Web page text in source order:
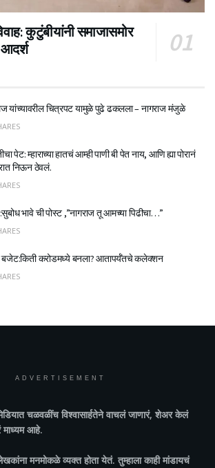
कुटुंबीयांनी समाजासमोर
यांच्यावरील चित्रपट यामुळे पुढे ढकलला – नागराज मंजुळे
पेट: म्हाराच्या हातचं आम्ही पाणी बी पेत नाय, आणि ह्या पोरानं
निऊन ठेवलं.
भावे ची पोस्ट ,”नागराज तू आमच्या पिढीचा…”
करोडमध्ये बनला? आतापर्यँतचे कलेक्शन
ADVERTISEMENT
चळवळींच विश्वासार्हतेने वाचलं जाणारं, शेअर केलं
माध्यम आहे.
मनमोकळे व्यक्त होता येतं. तुम्हाला काही मांडायचं